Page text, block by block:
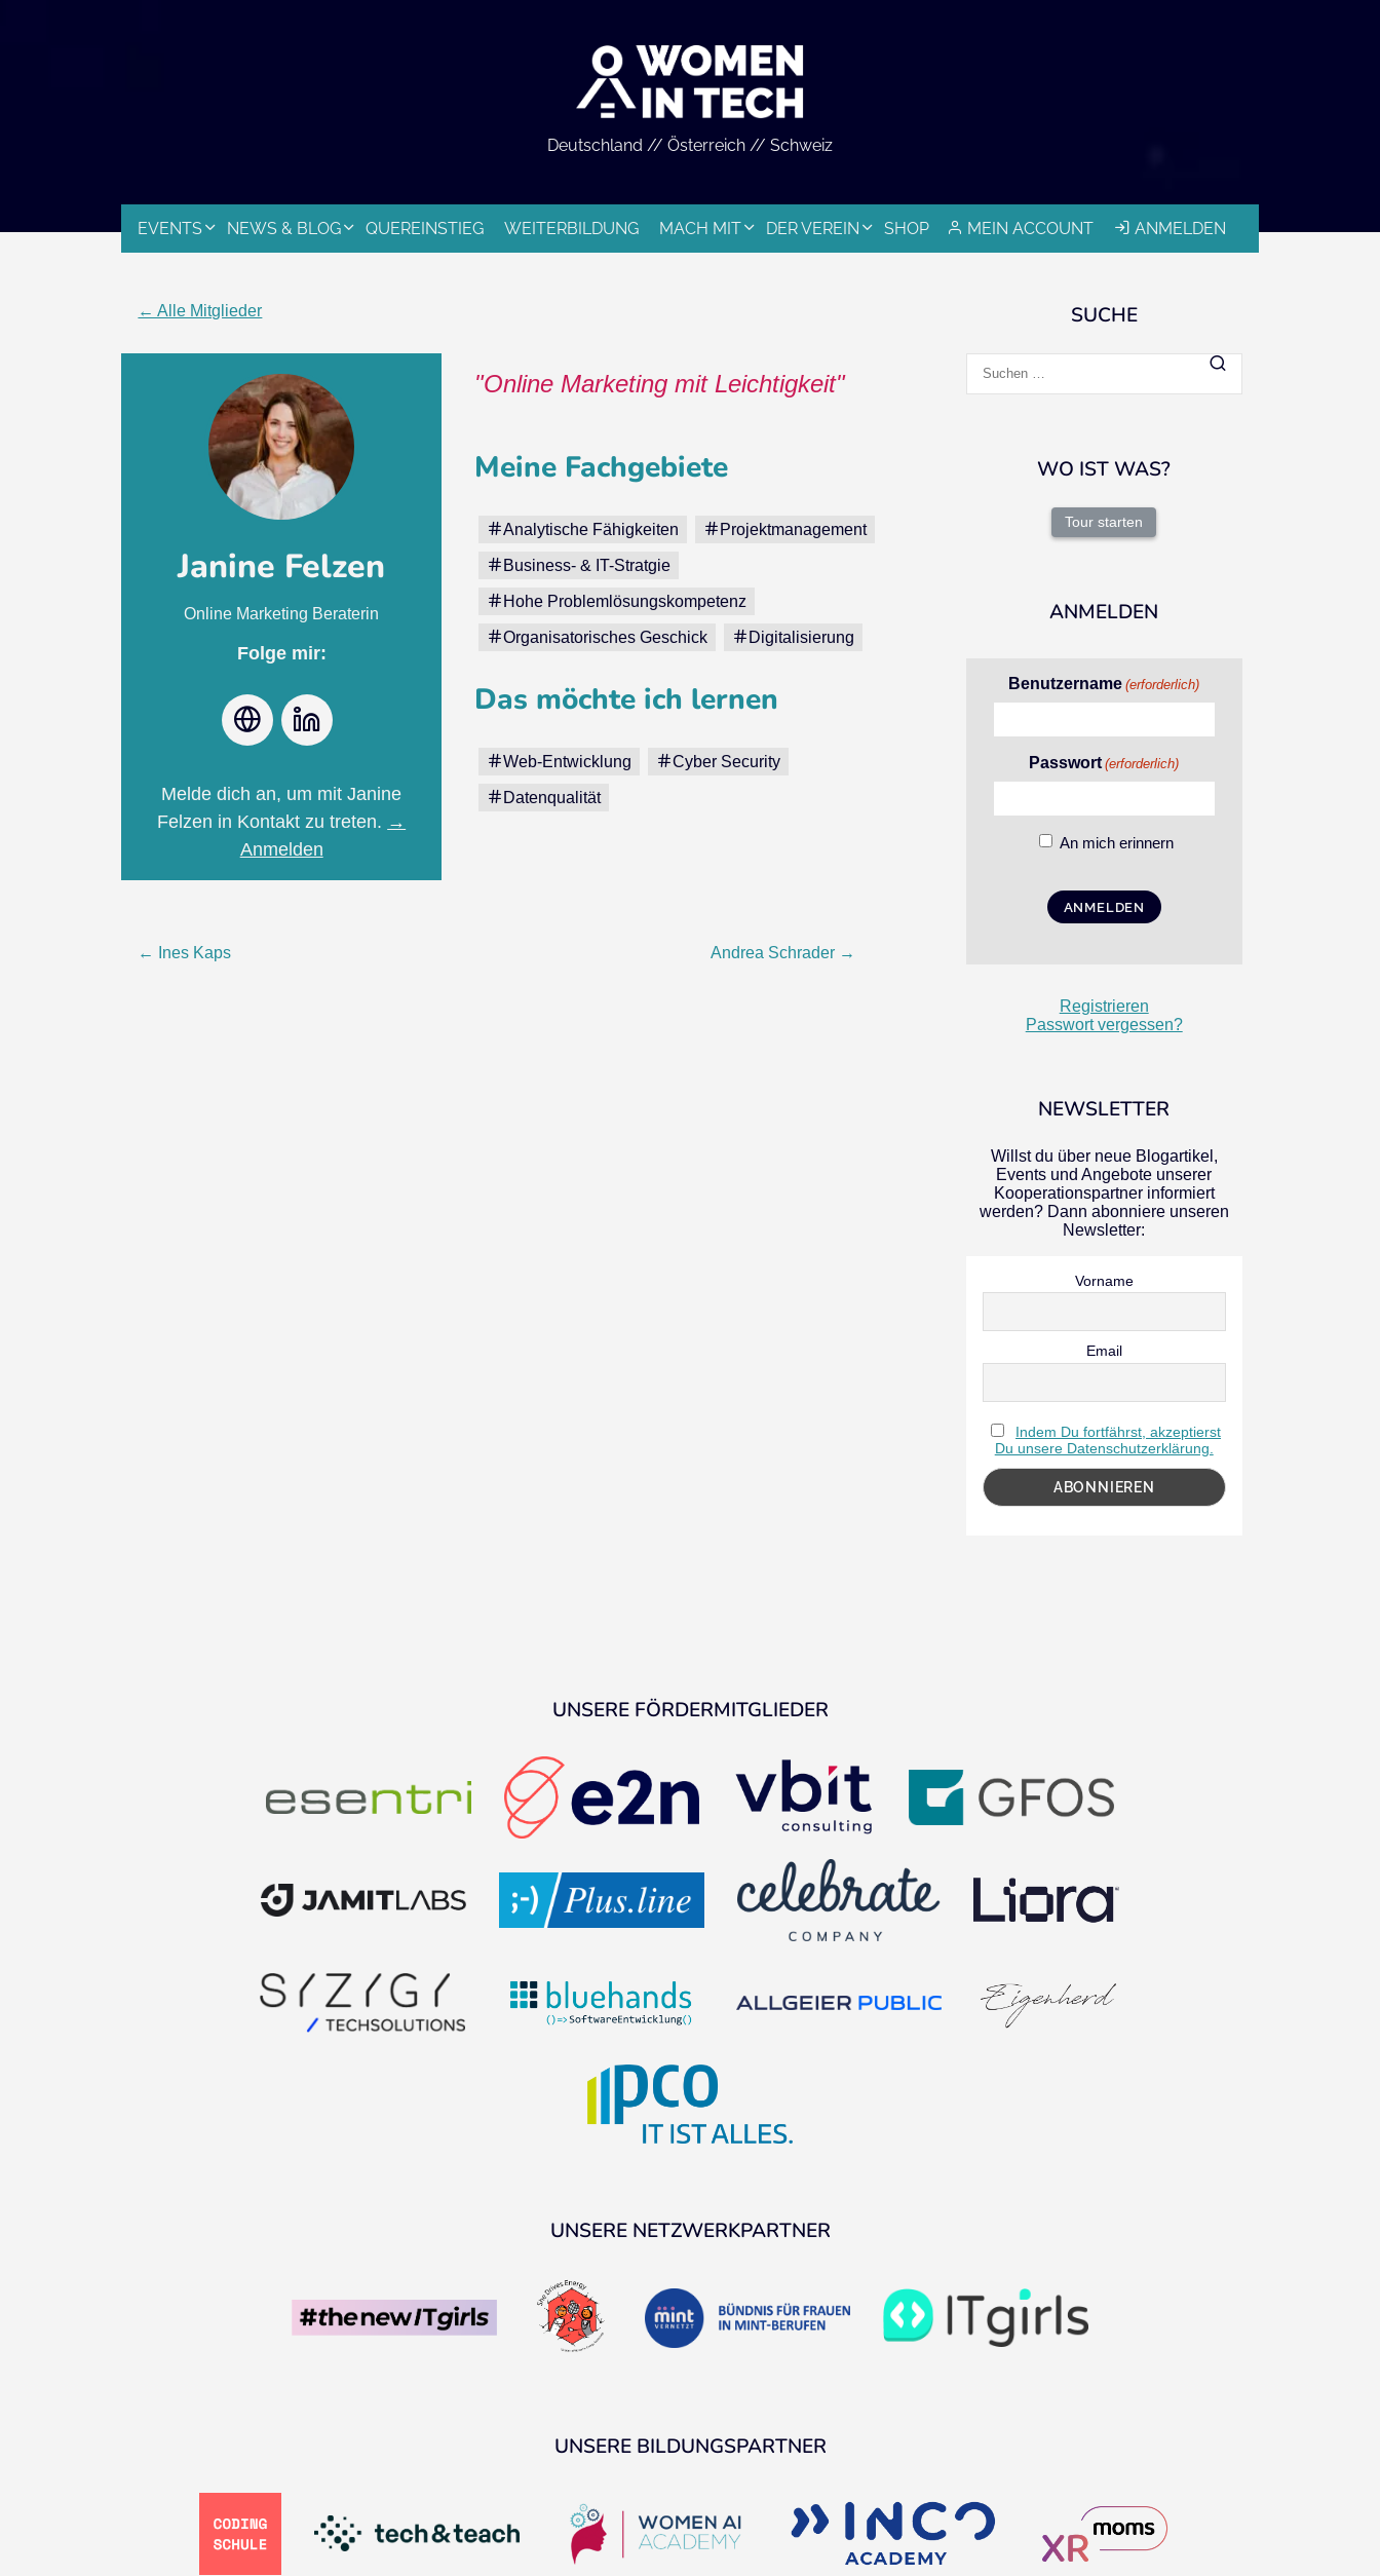
Deutschland // Österreich // Schweiz
MEIN ACCOUNT ANMELDEN
EVENTS NEWS & BLOG QUEREINSTIEG WEITERBILDUNG MACH MIT DER VEREIN SHOP
← Alle Mitglieder
Janine Felzen
Online Marketing Beraterin
Folge mir:
Webseite
Melde dich an, um mit Janine
Felzen in Kontakt zu treten. →
Anmelden
Online Marketing mit Leichtigkeit
Meine Fachgebiete
Analytische Fähigkeiten Projektmanagement
Business- & IT-Stratgie
Hohe Problemlösungskompetenz
Organisatorisches Geschick Digitalisierung
Das möchte ich lernen
Web-Entwicklung Cyber Security
Datenqualität
Beitragsnavigation
← Ines Kaps Andrea Schrader →
SUCHE
nach:
WO IST WAS?
Tour starten
ANMELDEN
Benutzername (erforderlich)
Passwort (erforderlich)
An mich erinnern
Registrieren
Passwort vergessen?
NEWSLETTER
Willst du über neue Blogartikel,
Events und Angebote unserer
Kooperationspartner informiert
werden? Dann abonniere unseren
Newsletter:
Vorname
Email
Indem Du fortfährst, akzeptierst
Du unsere Datenschutzerklärung.
UNSERE FÖRDERMITGLIEDER
UNSERE NETZWERKPARTNER
UNSERE BILDUNGSPARTNER